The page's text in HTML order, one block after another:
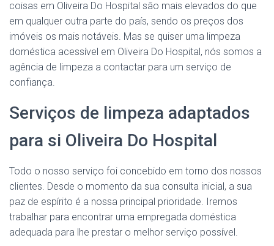
coisas em Oliveira Do Hospital são mais elevados do que
em qualquer outra parte do país, sendo os preços dos
imóveis os mais notáveis. Mas se quiser uma limpeza
doméstica acessível em Oliveira Do Hospital, nós somos a
agência de limpeza a contactar para um serviço de
confiança.
Serviços de limpeza adaptados
para si Oliveira Do Hospital
Todo o nosso serviço foi concebido em torno dos nossos
clientes. Desde o momento da sua consulta inicial, a sua
paz de espírito é a nossa principal prioridade. Iremos
trabalhar para encontrar uma empregada doméstica
adequada para lhe prestar o melhor serviço possível.